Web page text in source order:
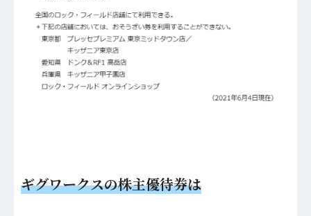
ギグワークスの株主優待券は